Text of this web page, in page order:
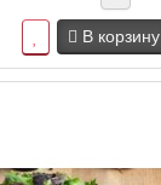
В корзину